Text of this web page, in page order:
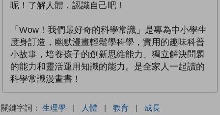
呢！了解人體，認識自己吧！
「Wow！我們最好奇的科學常識」是專為中小學生
度身訂造，幽默漫畫輕鬆學科學，實用的趣味科普
小故事，培養孩子的創新思維能力、獨立解決問題
的能力和靈活運用知識的能力。是全家人一起讀的
科學常識漫畫書！
關鍵字詞： 生理學 | 人體 | 教育 | 成長